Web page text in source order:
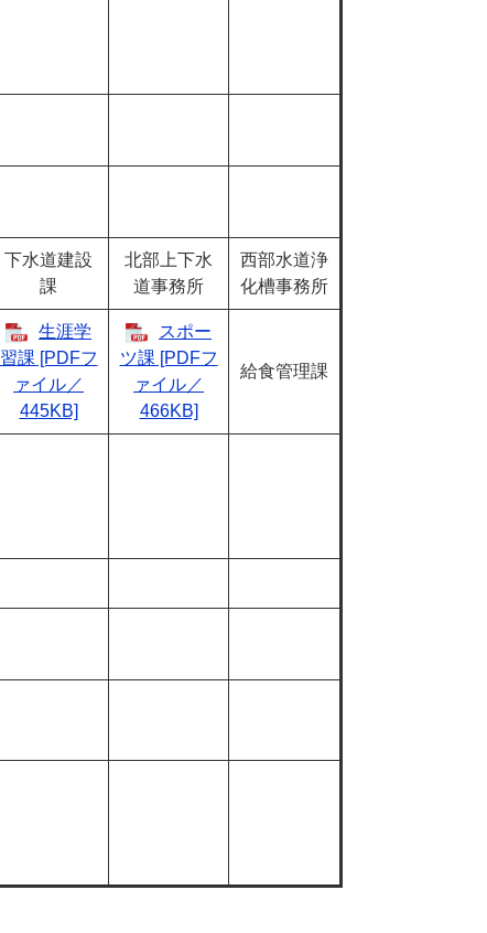
下水道建設
課
北部上下水
道事務所
西部水道浄
化槽事務所
生涯学
習課 [PDFフ
ァイル／
445KB]
スポー
ツ課 [PDFフ
ァイル／
466KB]
給食管理課